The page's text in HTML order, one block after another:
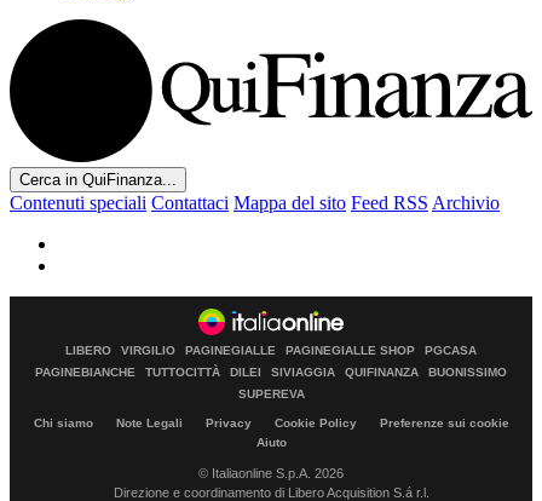
Cerca in QuiFinanza...
Contenuti speciali Contattaci Mappa del sito Feed RSS Archivio
LIBERO VIRGILIO PAGINEGIALLE PAGINEGIALLE SHOP
PGCASA
PAGINEBIANCHE
TUTTOCITTÀ DILEI SIVIAGGIA QUIFINANZA
BUONISSIMO
SUPEREVA
Chi siamo Note Legali Privacy Cookie Policy
Preferenze sui cookie
Aiuto
© Italiaonline S.p.A. 2026
Direzione e coordinamento di Libero Acquisition S.á r.l.